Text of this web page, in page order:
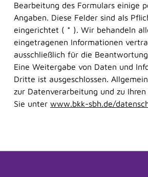
Bearbeitung des Formulars einige
Angaben. Diese Felder sind als
eingerichtet ( * ). Wir behandeln
eingetragenen Informationen
ausschließlich für die
Eine Weitergabe von Daten und
Dritte ist ausgeschlossen.
zur Datenverarbeitung und zu
Sie unter www.bkk-sbh.de/